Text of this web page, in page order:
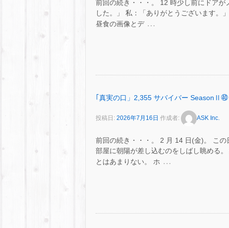
前回の続き・・・。 12 時少し前にドアが
した。」 私：「ありがとうございます。
昼食の画像とデ …
｢真実の口」2,355 サバイバー SeasonⅡ
投稿日: 2026年7月16日 作成者: ASK Inc.
前回の続き・・・。 2 月 14 日(金)。 この
部屋に朝陽が差し込むのをしばし眺める
とはあまりない。 ホ …